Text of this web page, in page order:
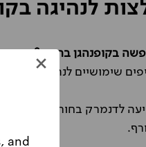
לנהיגה
בקופנהגן בחורף?
שימושיים לנהיגה ברכב
לדנמרק בחורף? אספנו
and